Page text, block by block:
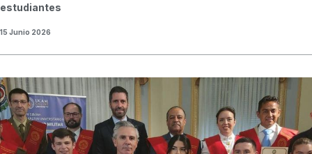
estudiantes
15 Junio 2026